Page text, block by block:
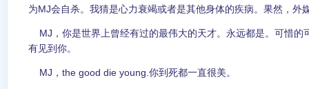
为MJ会自杀。我猜是心力衰竭或者是其他身体的疾病。果然，外
MJ，你是世界上曾经有过的最伟大的天才。永远都是。可惜的
有见到你。
MJ，the good die young.你到死都一直很美。